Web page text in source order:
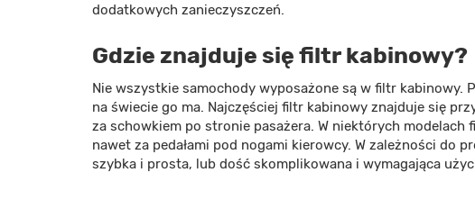
dodatkowych zanieczyszczeń.
Gdzie znajduje się filtr kabinowy?
Nie wszystkie samochody wyposażone są w filtr kabinowy.
na świecie go ma. Najczęściej filtr kabinowy znajduje się
za schowkiem po stronie pasażera. W niektórych
nawet za pedałami pod nogami kierowcy. W zależności do
szybka i prosta, lub dość skomplikowana i wymagająca